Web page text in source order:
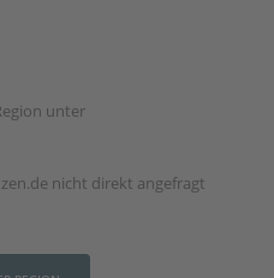
unter
nicht direkt angefragt